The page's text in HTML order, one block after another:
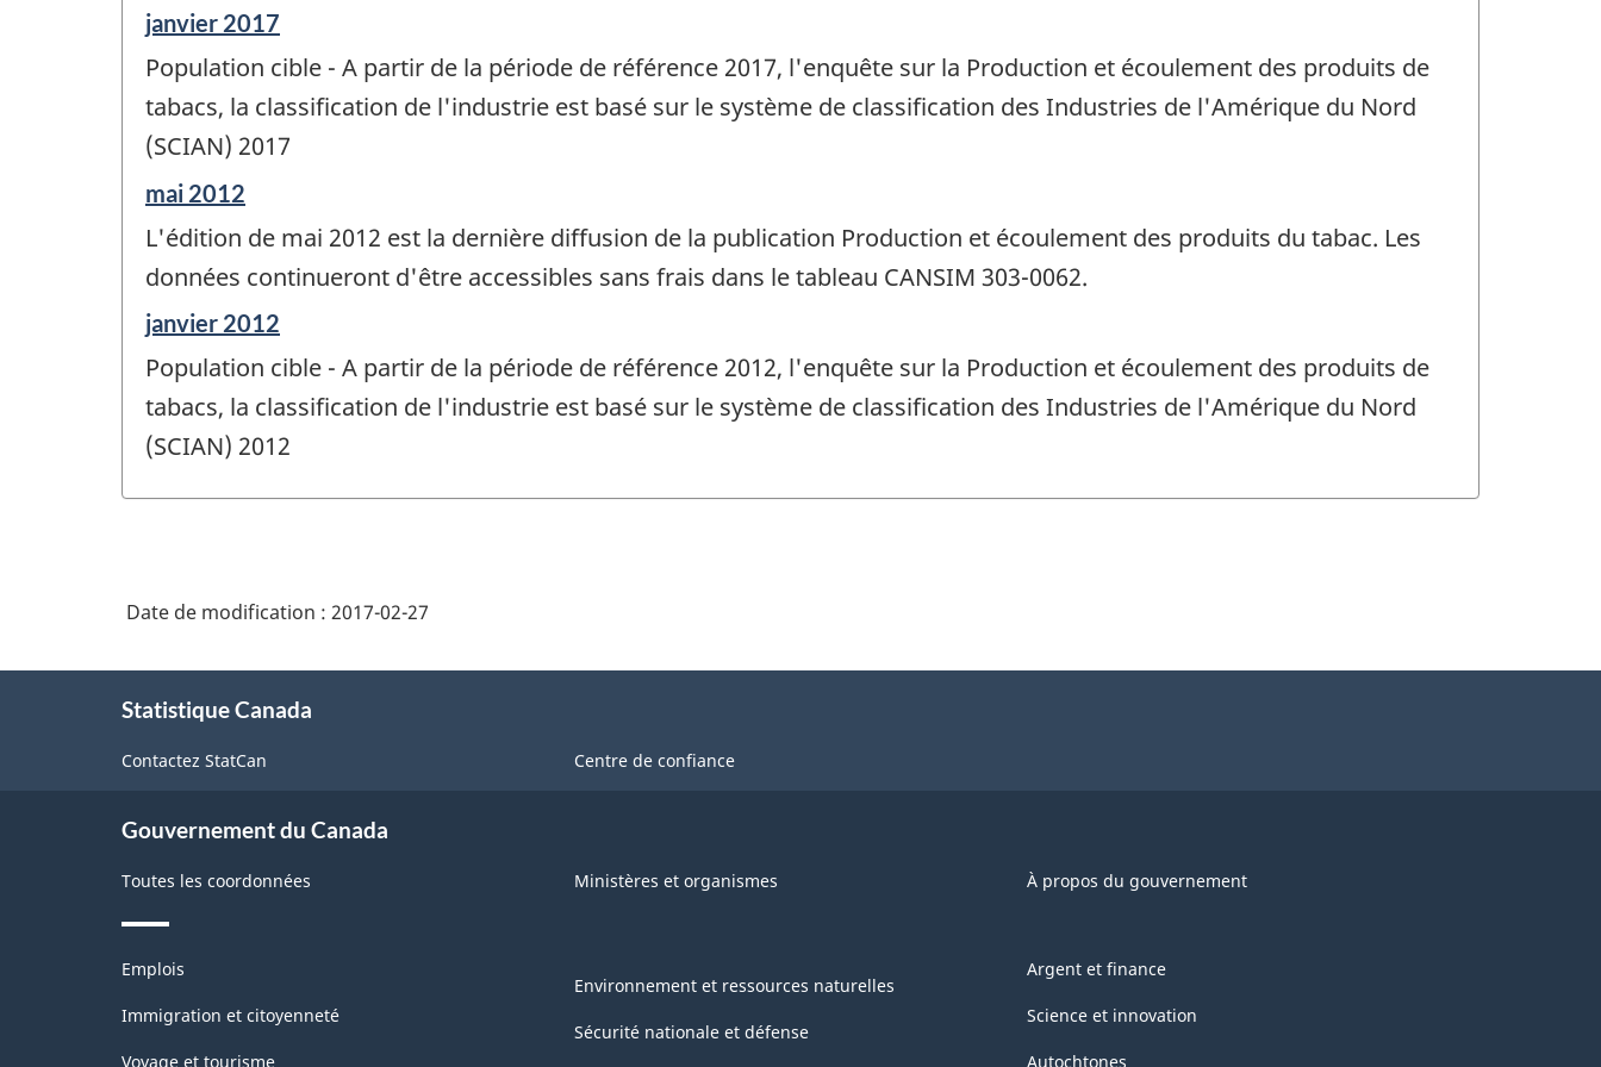
Période
référence
de
changement
-
janvier 2017
Population cible - A partir de la période de référence 2017, l'enquête sur la Production et écoulement des produits de
tabacs, la classification de l'industrie est basé sur le système de classification des Industries de l'Amérique du Nord
(SCIAN) 2017
Période
référence
de
-
mai 2012
L'édition de mai 2012 est la dernière diffusion de la publication Production et écoulement des produits du tabac. Les
données continueront d'être accessibles sans frais dans le tableau CANSIM 303-0062.
Période
référence
de
changement
-
janvier 2012
Population cible - A partir de la période de référence 2012, l'enquête sur la Production et écoulement des produits de
tabacs, la classification de l'industrie est basé sur le système de classification des Industries de l'Amérique du Nord
(SCIAN) 2012
Date de modification : 2017-02-27
Statistique Canada
Contactez StatCan Centre de confiance
Gouvernement du Canada
Toutes les coordonnées Ministères et organismes À propos du gouvernement
Thèmes
sujets
Emplois
Immigration et citoyenneté
Voyage et tourisme
Environnement et ressources naturelles
Sécurité nationale et défense
Argent et finance
Science et innovation
Autochtones